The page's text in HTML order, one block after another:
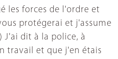
les forces de l'ordre et
protégerai et j'assume
J'ai dit à la police, à
travail et que j'en étais